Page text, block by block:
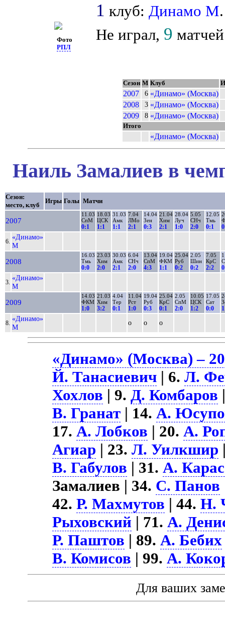
Фото
РПЛ
1 клуб: Динамо М.
Не играл, 9
Сезон М Клуб
2007 6 «Динамо» (Москва)
2008
3 «Динамо» (Москва)
2009
8 «Динамо» (Москва)
Итого
«Динамо» (Москва)
Наиль Замалиев в
Сезон:
место, клуб
Игры Голы Матчи
2007
11.03
СпМ
0:1
18.03
ЦСК
1:1
31.03
Амк
1:1
7.04
ЛМо
2:1
14.04
Зен
0:3
21.04
Хим
2:1
28.04
Луч
1:0
5.05
СНч
2:0
12.05
Тмь
0:1
6.
«Динамо»
М
2008
16.03
Тмь
0:0
23.03
Хим
2:0
30.03
Амк
2:1
6.04
СНч
2:0
13.04
СпМ
4:3
19.04
ФКМ
1:1
25.04
Руб
0:2
2.05
Шин
0:2
7.05
КрС
2:2
3.
«Динамо»
М
2009
14.03
ФКМ
1:0
21.03
Хим
3:2
4.04
Тер
0:1
11.04
Рст
1:0
19.04
Руб
0:3
25.04
КрС
0:1
2.05
СпМ
2:0
10.05
ЦСК
1:2
17.05
Сат
0:0
8.
«Динамо»
М
о о о
«Динамо» (Москва) –
Й. Танасиевич | 6.Л.
Хохлов | 9.Д. Комбаров
В. Гранат | 14.А.
17.А. Лобков | 20.А.
Агиар | 23.Л. Уилкшир
В. Габулов | 31.А.
Замалиев | 34. С. Панов
42.Р. Махмутов | 44.Н.
Рыховский | 71.А.
Р. Паштов | 89.А. Бебих
В. Комисов | 99.А.
Для ваших